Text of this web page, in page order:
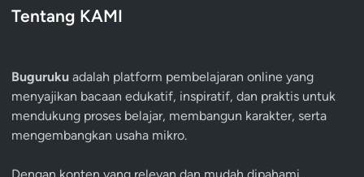
Tentang KAMI
Buguruku adalah platform pembelajaran online yang
menyajikan bacaan edukatif, inspiratif, dan praktis untuk
mendukung proses belajar, membangun karakter, serta
mengembangkan usaha mikro.